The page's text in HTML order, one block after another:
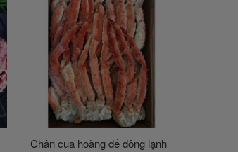
Chân cua hoàng đế đông lạnh